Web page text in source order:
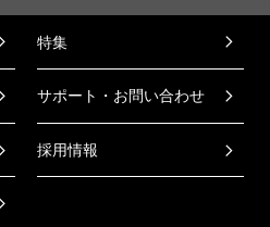
特集
サポート・お問い合わせ
採用情報